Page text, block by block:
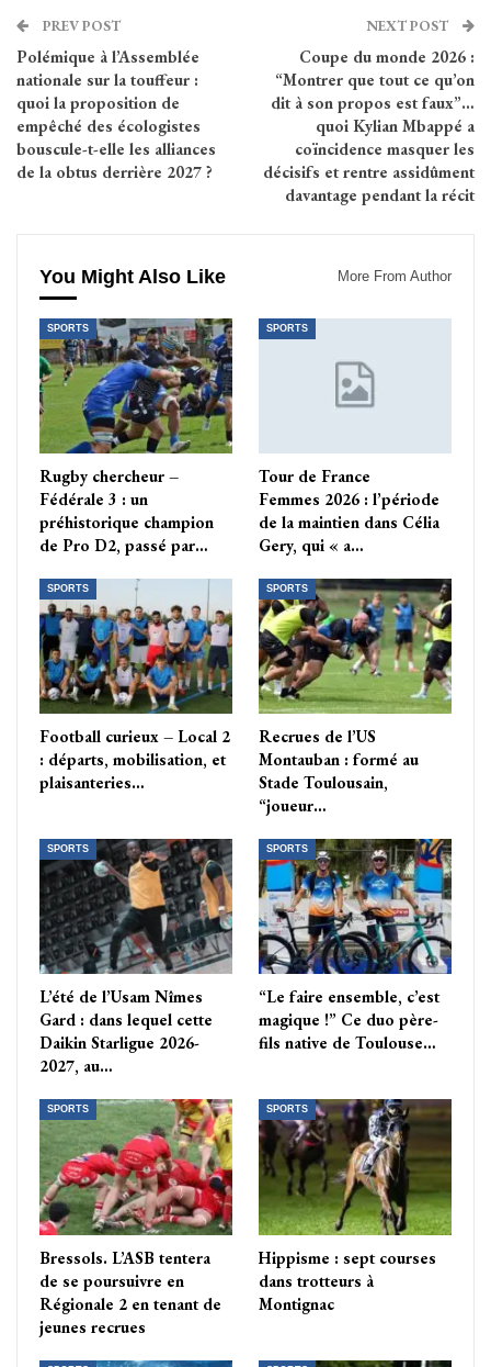
PREV POST
Polémique à l’Assemblée
nationale sur la touffeur :
quoi la proposition de
empêché des écologistes
bouscule-t-elle les alliances
de la obtus derrière 2027 ?
NEXT POST
Coupe du monde 2026 :
“Montrer que tout ce qu’on
dit à son propos est faux”…
quoi Kylian Mbappé a
coïncidence masquer les
décisifs et rentre assidûment
davantage pendant la récit
You Might Also Like More From Author
SPORTS
Rugby chercheur –
Fédérale 3 : un
préhistorique champion
de Pro D2, passé par…
SPORTS
Tour de France
Femmes 2026 : l’période
de la maintien dans Célia
Gery, qui « a…
SPORTS
Football curieux – Local 2
: départs, mobilisation, et
plaisanteries…
SPORTS
Recrues de l’US
Montauban : formé au
Stade Toulousain,
“joueur…
SPORTS
L’été de l’Usam Nîmes
Gard : dans lequel cette
Daikin Starligue 2026-
2027, au…
SPORTS
“Le faire ensemble, c’est
magique !” Ce duo père-
fils native de Toulouse…
SPORTS
Bressols. L’ASB tentera
de se poursuivre en
Régionale 2 en tenant de
jeunes recrues
SPORTS
Hippisme : sept courses
dans trotteurs à
Montignac